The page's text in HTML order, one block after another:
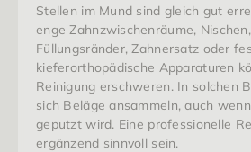
Stellen im Mund sind gleich gut
enge Zahnzwischenräume,
Füllungsränder, Zahnersatz oder
kieferorthopädische Apparaturen
Reinigung erschweren. In solchen
sich Beläge ansammeln, auch
geputzt wird. Eine professionelle
ergänzend sinnvoll sein.